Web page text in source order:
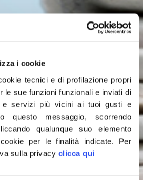
i cookie
tecnici e di profilazione propri
le sue funzioni funzionali e inviati di
e servizi più vicini ai tuoi gusti e
questo messaggio, scorrendo
qualunque suo elemento
per le finalità indicate. Per
sulla privacy clicca qui